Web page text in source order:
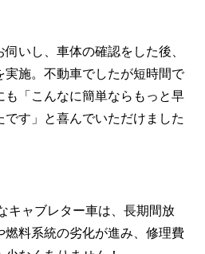
いし、車体の確認をした後、
実施。不動車でしたが短時間で
「こんなに簡単ならもっと早
です」と喜んでいただけました
キャブレター車は、長期間放
料系統の劣化が進み、修理費